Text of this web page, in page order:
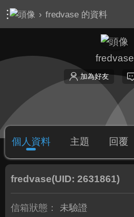
› fredvase 的資料
fredvase
加為好友
個人資料 主題 回覆
fredvase(UID: 2631861)
信箱狀態： 未驗證